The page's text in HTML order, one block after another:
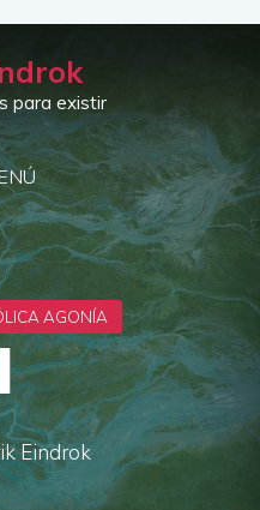
para existir
Eindrok